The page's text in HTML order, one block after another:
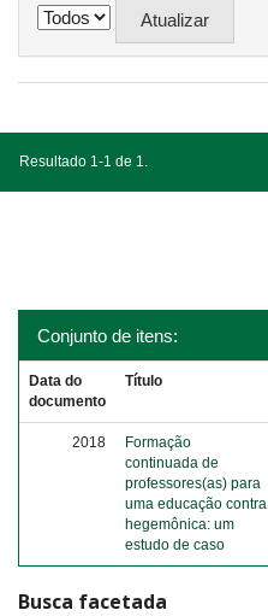
Resultado 1-1 de 1.
Conjunto de itens:
Data do
documento
Título
2018
Formação
continuada de
professores(as) para
uma educação contra
hegemônica: um
estudo de caso
Busca facetada